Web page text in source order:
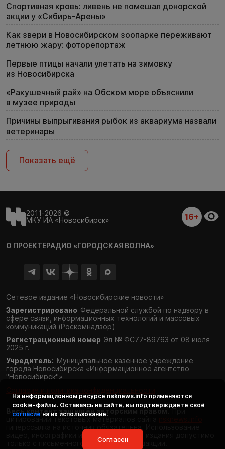
Спортивная кровь: ливень не помешал донорской
акции у «Сибирь-Арены»
Как звери в Новосибирском зоопарке переживают
летнюю жару: фоторепортаж
Первые птицы начали улетать на зимовку
из Новосибирска
«Ракушечный рай» на Обском море объяснили
в музее природы
Причины выпрыгивания рыбок из аквариума назвали
ветеринары
Показать ещё
2011-2026 ©
МКУ ИА «Новосибирск»
16+
О ПРОЕКТЕРАДИО «ГОРОДСКАЯ ВОЛНА»
Сетевое издание «Новосибирские новости»
Зарегистрировано Федеральной службой по надзору в
сфере связи, информационных технологий и массовых
коммуникаций (Роскомнадзор)
Регистрационный номер Эл № ФС77-89763 от 08 июля
2025 г.
Учредитель: Муниципальное казённое учреждение
города Новосибирска «Информационное агентство
"Новосибирск"»
Весь контент защищён авторским правом. При
цитировании текстовых материалов сайта
гиперссылка на источник обязательна. Использование
видео, инфографики и фотоматериалов издания допустимо
только с письменного разрешения редакции.
На информационном ресурсе nsknews.info применяются
cookie-файлы. Оставаясь на сайте, вы подтверждаете своё
согласие на их использование.
Согласен